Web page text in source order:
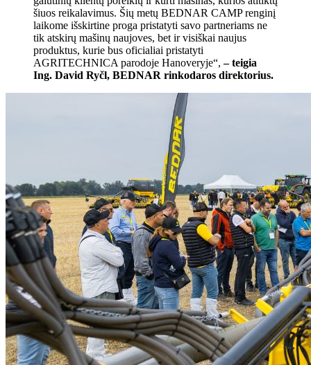
šiuos reikalavimus. Šių metų BEDNAR CAMP renginį
laikome išskirtine proga pristatyti savo partneriams ne
tik atskirų mašinų naujoves, bet ir visiškai naujus
produktus, kurie bus oficialiai pristatyti
AGRITECHNICA parodoje Hanoveryje“, – teigia
Ing. David Ryčl, BEDNAR rinkodaros direktorius.